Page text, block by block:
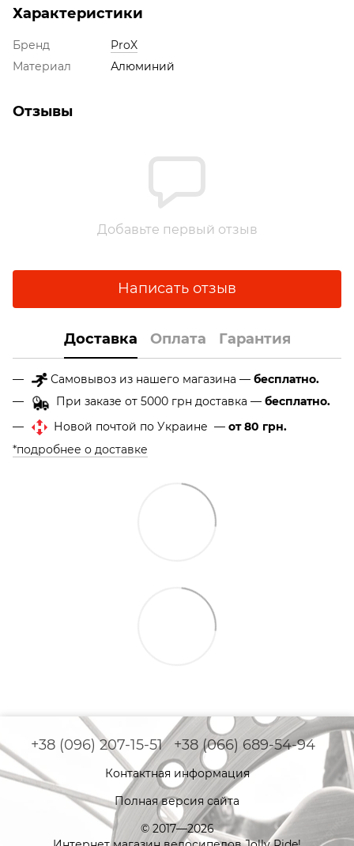
Характеристики
Бренд
ProX
Материал
Алюминий
Отзывы
Добавьте первый отзыв
Написать отзыв
Доставка Оплата Гарантия
Самовывоз из нашего магазина — бесплатно.
При заказе от 5000 грн доставка — бесплатно.
Новой почтой по Украине — от 80 грн.
*подробнее о доставке
+38 (096) 207-15-51 +38 (066) 689-54-94
Контактная информация
Полная версия сайта
© 2017—2026